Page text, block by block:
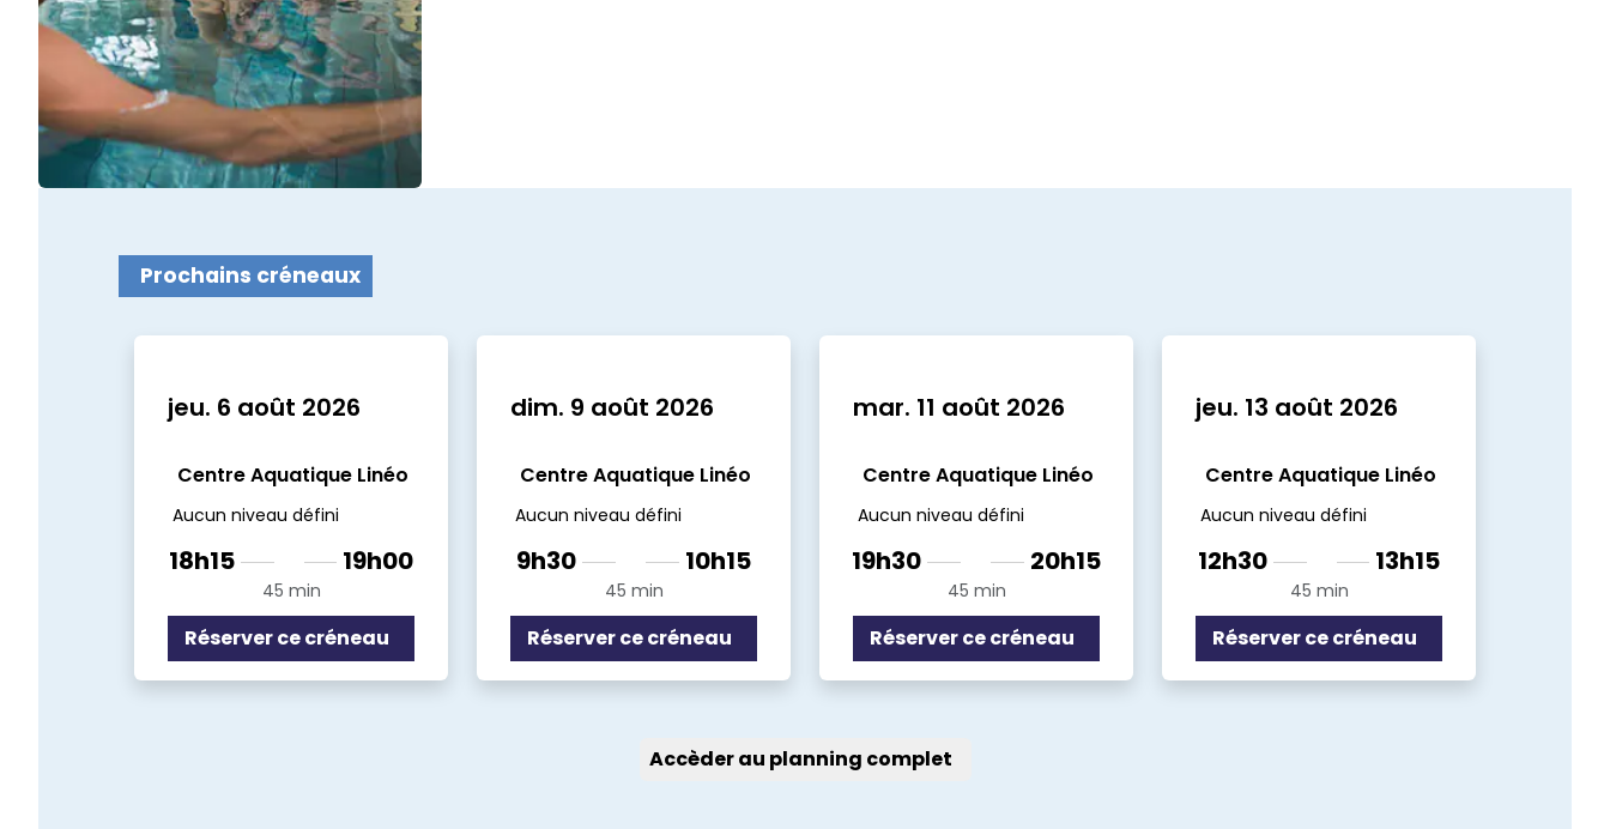
Prochains créneaux
jeu. 6 août 2026
Centre Aquatique Linéo
Aucun niveau défini
18h15 19h00
45 min
Réserver ce créneau
dim. 9 août 2026
Centre Aquatique Linéo
Aucun niveau défini
9h30 10h15
45 min
Réserver ce créneau
mar. 11 août 2026
Centre Aquatique Linéo
Aucun niveau défini
19h30 20h15
45 min
Réserver ce créneau
jeu. 13 août 2026
Centre Aquatique Linéo
Aucun niveau défini
12h30 13h15
45 min
Réserver ce créneau
Accèder au planning complet